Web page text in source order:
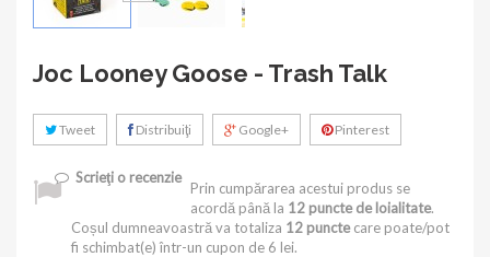
Joc Looney Goose - Trash Talk
Tweet Distribuiţi Google+ Pinterest
Scrieţi o recenzie
Prin cumpărarea acestui produs se
acordă până la 12 puncte de loialitate.
Coșul dumneavoastră va totaliza 12 punctecare poate/pot
fi schimbat(e) într-un cupon de 6 lei.